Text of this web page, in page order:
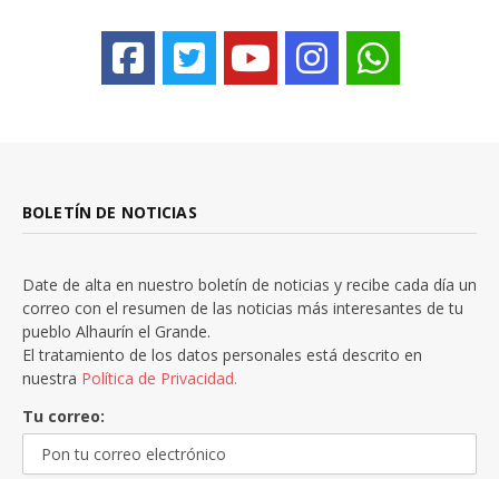
BOLETÍN DE NOTICIAS
Date de alta en nuestro boletín de noticias y recibe cada día un
correo con el resumen de las noticias más interesantes de tu
pueblo Alhaurín el Grande.
El tratamiento de los datos personales está descrito en
nuestra Política de Privacidad.
Tu correo: